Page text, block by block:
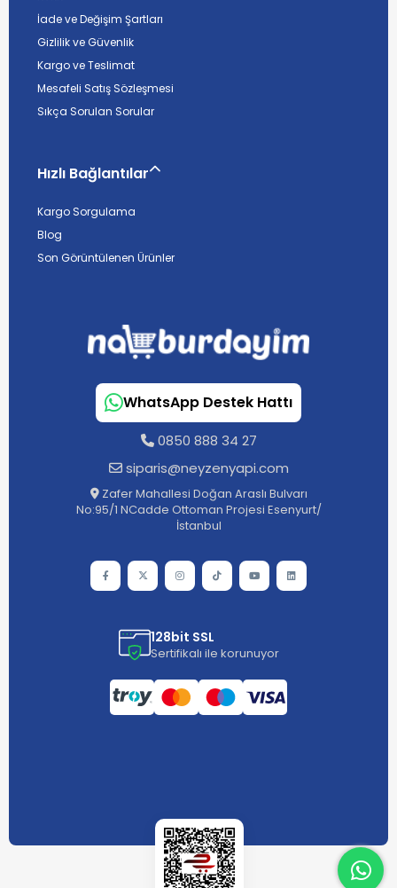
İade ve Değişim Şartları
Gizlilik ve Güvenlik
Kargo ve Teslimat
Mesafeli Satış Sözleşmesi
Sıkça Sorulan Sorular
Hızlı Bağlantılar
Kargo Sorgulama
Blog
Son Görüntülenen Ürünler
WhatsApp Destek Hattı
0850 888 34 27
siparis@neyzenyapi.com
Zafer Mahallesi Doğan Araslı Bulvarı
No:95/1 NCadde Ottoman Projesi Esenyurt/
İstanbul
128bit SSL
Sertifikalı ile korunuyor